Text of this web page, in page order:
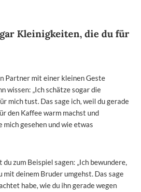
Kleinigkeiten, die du für
Partner mit einer kleinen Geste
wissen: „Ich schätze sogar die
mich tust. Das sage ich, weil du gerade
den Kaffee warm machst und
mich gesehen und wie etwas
zum Beispiel sagen: „Ich bewundere,
mit deinem Bruder umgehst. Das sage
habe, wie du ihn gerade wegen